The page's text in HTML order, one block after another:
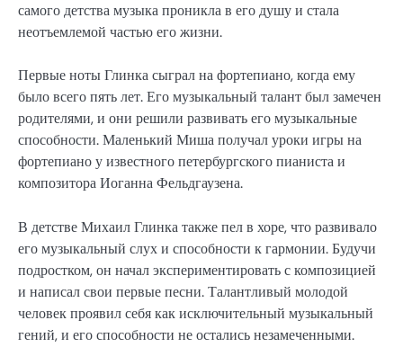
самого детства музыка проникла в его душу и стала
неотъемлемой частью его жизни.
Первые ноты Глинка сыграл на фортепиано, когда ему
было всего пять лет. Его музыкальный талант был замечен
родителями, и они решили развивать его музыкальные
способности. Маленький Миша получал уроки игры на
фортепиано у известного петербургского пианиста и
композитора Иоганна Фельдгаузена.
В детстве Михаил Глинка также пел в хоре, что развивало
его музыкальный слух и способности к гармонии. Будучи
подростком, он начал экспериментировать с композицией
и написал свои первые песни. Талантливый молодой
человек проявил себя как исключительный музыкальный
гений, и его способности не остались незамеченными.